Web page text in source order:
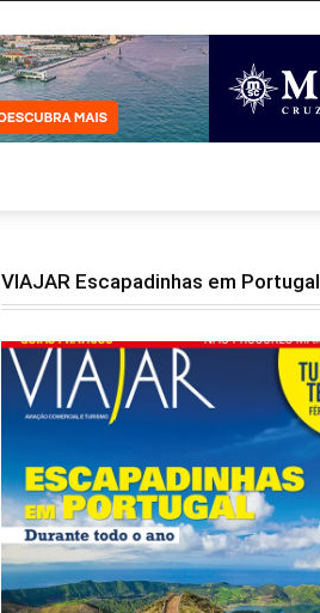
VIAJAR Escapadinhas em Portugal